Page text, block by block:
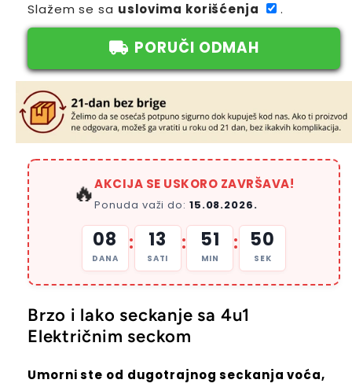
Slažem se sa uslovima korišćenja .
PORUČI ODMAH
🔥AKCIJA SE USKORO ZAVRŠAVA!
Ponuda važi do: 15.08.2026.
08
DANA
: 13
SATI
: 51
MIN
: 49
SEK
Brzo i lako seckanje sa 4u1
Električnim seckom
Umorni ste od dugotrajnog seckanja voća,